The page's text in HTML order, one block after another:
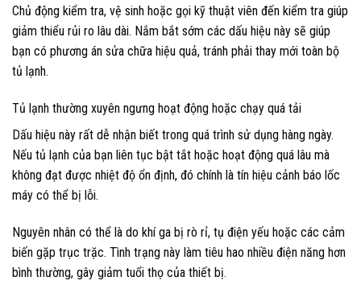
Chủ động kiểm tra, vệ sinh hoặc gọi kỹ thuật viên đến kiểm tra giúp
giảm thiểu rủi ro lâu dài. Nắm bắt sớm các dấu hiệu này sẽ giúp
bạn có phương án sửa chữa hiệu quả, tránh phải thay mới toàn bộ
tủ lạnh.
Tủ lạnh thường xuyên ngưng hoạt động hoặc chạy quá tải
Dấu hiệu này rất dễ nhận biết trong quá trình sử dụng hàng ngày.
Nếu tủ lạnh của bạn liên tục bật tắt hoặc hoạt động quá lâu mà
không đạt được nhiệt độ ổn định, đó chính là tín hiệu cảnh báo lốc
máy có thể bị lỗi.
Nguyên nhân có thể là do khí ga bị rò rỉ, tụ điện yếu hoặc các cảm
biến gặp trục trặc. Tình trạng này làm tiêu hao nhiều điện năng hơn
bình thường, gây giảm tuổi thọ của thiết bị.